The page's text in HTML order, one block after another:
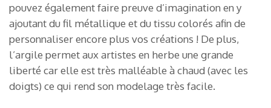
pouvez également faire preuve d’imagination en y
ajoutant du fil métallique et du tissu colorés afin de
personnaliser encore plus vos créations ! De plus,
l’argile permet aux artistes en herbe une grande
liberté car elle est très malléable à chaud (avec les
doigts) ce qui rend son modelage très facile.